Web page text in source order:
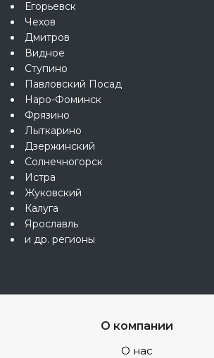
Егорьевск
Чехов
Дмитров
Видное
Ступино
Павловский Посад
Наро-Фоминск
Фрязино
Лыткарино
Дзержинский
Солнечногорск
Истра
Жуковский
Калуга
Ярославль
и др. регионы
О компании
О нас